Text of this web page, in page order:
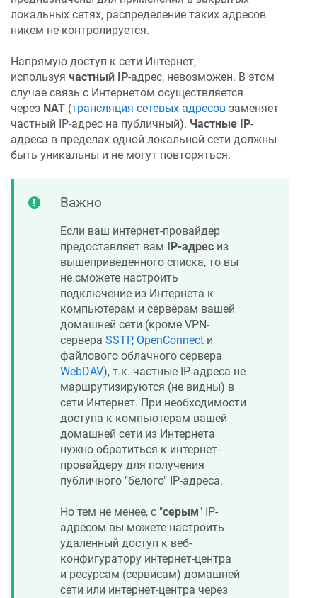
локальных сетях, распределение таких адресов
никем не контролируется.
Напрямую доступ к сети Интернет,
используя частный IP-адрес, невозможен. В этом
случае связь с Интернетом осуществляется
через NAT (трансляция сетевых адресов заменяет
частный IP-адрес на публичный). Частные IP-
адреса в пределах одной локальной сети должны
быть уникальны и не могут повторяться.
Важно
Если ваш интернет-провайдер
предоставляет вам IP-адрес из
вышеприведенного списка, то вы
не сможете настроить
подключение из Интернета к
компьютерам и серверам вашей
домашней сети (кроме VPN-
сервера SSTP, OpenConnect и
файлового облачного сервера
WebDAV), т.к. частные IP-адреса не
маршрутизируются (не видны) в
сети Интернет. При необходимости
доступа к компьютерам вашей
домашней сети из Интернета
нужно обратиться к интернет-
провайдеру для получения
публичного "белого" IP-адреса.
Но тем не менее, с "серым" IP-
адресом вы можете настроить
удаленный доступ к веб-
конфигуратору интернет-центра
и ресурсам (сервисам) домашней
сети или интернет-центра через